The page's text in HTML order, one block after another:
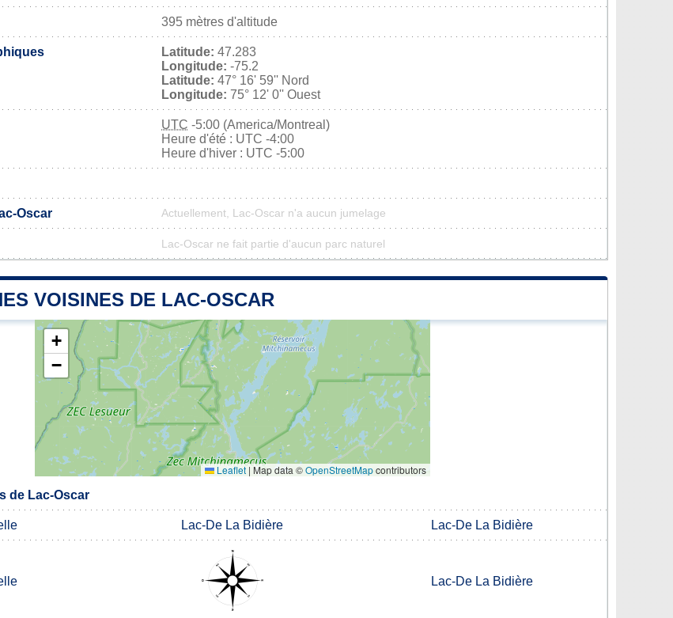
395 mètres d'altitude
Latitude: 47.283
Longitude: -75.2
Latitude: 47° 16' 59'' Nord
Longitude: 75° 12' 0'' Ouest
UTC -5:00 (America/Montreal)
Heure d'été : UTC -4:00
Heure d'hiver : UTC -5:00
Oscar Actuellement, Lac-Oscar n'a aucun jumelage
Lac-Oscar ne fait partie d'aucun parc naturel
VOISINES DE LAC-OSCAR
+
−
Leaflet |Map data ©OpenStreetMapcontributors
de Lac-Oscar
Lac-De La Bidière Lac-De La Bidière
Lac-De La Bidière